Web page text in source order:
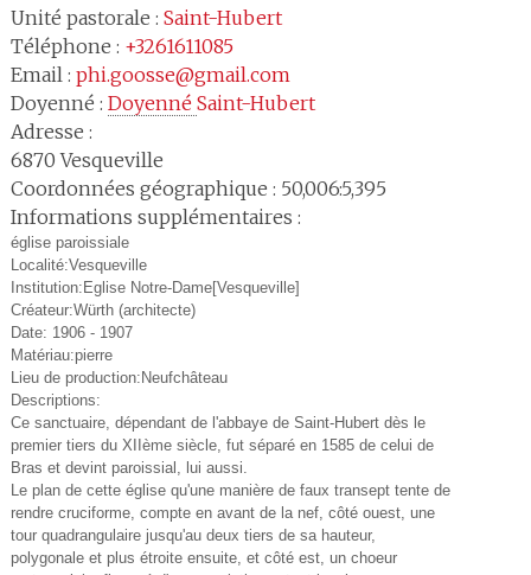
Unité pastorale : Saint-Hubert
Téléphone : +3261611085
Email : phi.goosse@gmail.com
Doyenné : Doyenné Saint-Hubert
Adresse :
6870 Vesqueville
Coordonnées géographique : 50,006:5,395
Informations supplémentaires :
église paroissiale
Localité:Vesqueville
Institution:Eglise Notre-Dame[Vesqueville]
Créateur:Würth (architecte)
Date: 1906 - 1907
Matériau:pierre
Lieu de production:Neufchâteau
Descriptions:
Ce sanctuaire, dépendant de l'abbaye de Saint-Hubert dès le
premier tiers du XIIème siècle, fut séparé en 1585 de celui de
Bras et devint paroissial, lui aussi.
Le plan de cette église qu'une manière de faux transept tente de
rendre cruciforme, compte en avant de la nef, côté ouest, une
tour quadrangulaire jusqu'au deux tiers de sa hauteur,
polygonale et plus étroite ensuite, et côté est, un choeur